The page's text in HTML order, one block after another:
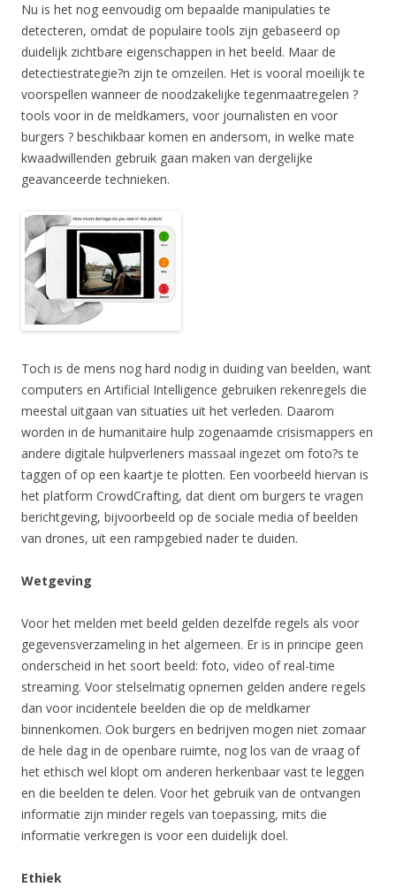
Nu is het nog eenvoudig om bepaalde manipulaties te
detecteren, omdat de populaire tools zijn gebaseerd op
duidelijk zichtbare eigenschappen in het beeld. Maar de
detectiestrategie?n zijn te omzeilen. Het is vooral moeilijk te
voorspellen wanneer de noodzakelijke tegenmaatregelen ?
tools voor in de meldkamers, voor journalisten en voor
burgers ? beschikbaar komen en andersom, in welke mate
kwaadwillenden gebruik gaan maken van dergelijke
geavanceerde technieken.
Toch is de mens nog hard nodig in duiding van beelden, want
computers en Artificial Intelligence gebruiken rekenregels die
meestal uitgaan van situaties uit het verleden. Daarom
worden in de humanitaire hulp zogenaamde crisismappers en
andere digitale hulpverleners massaal ingezet om foto?s te
taggen of op een kaartje te plotten. Een voorbeeld hiervan is
het platform CrowdCrafting, dat dient om burgers te vragen
berichtgeving, bijvoorbeeld op de sociale media of beelden
van drones, uit een rampgebied nader te duiden.
Wetgeving
Voor het melden met beeld gelden dezelfde regels als voor
gegevensverzameling in het algemeen. Er is in principe geen
onderscheid in het soort beeld: foto, video of real-time
streaming. Voor stelselmatig opnemen gelden andere regels
dan voor incidentele beelden die op de meldkamer
binnenkomen. Ook burgers en bedrijven mogen niet zomaar
de hele dag in de openbare ruimte, nog los van de vraag of
het ethisch wel klopt om anderen herkenbaar vast te leggen
en die beelden te delen. Voor het gebruik van de ontvangen
informatie zijn minder regels van toepassing, mits die
informatie verkregen is voor een duidelijk doel.
Ethiek